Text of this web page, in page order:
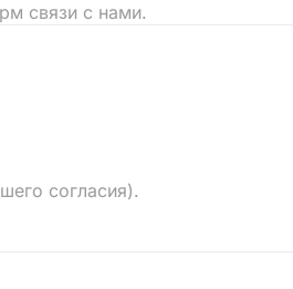
связи с нами.
согласия).